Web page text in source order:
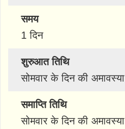
समय
1 दिन
शुरुआत तिथि
सोमवार के दिन की अमावस्या
समाप्ति तिथि
सोमवार के दिन की अमावस्या